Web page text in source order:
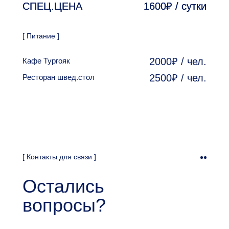
1600₽ / сутки
СПЕЦ.ЦЕНА
Кафе Тургояк
Ресторан швед.стол
1600₽ / сутки
2000₽ / чел.
2500₽ / чел.
СПЕЦ.ЦЕНА
[ Питание ]
[ Контакты для связи ]
Остались
вопросы?